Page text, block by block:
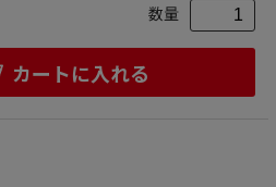
数量
カートに入れる